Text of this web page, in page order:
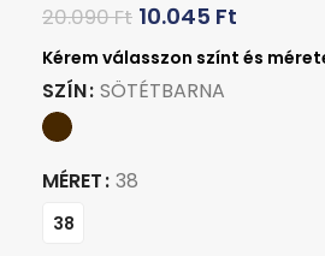
20.090Ft 10.045 Ft
SZÍN SÖTÉTBARNA
MÉRET 38
38